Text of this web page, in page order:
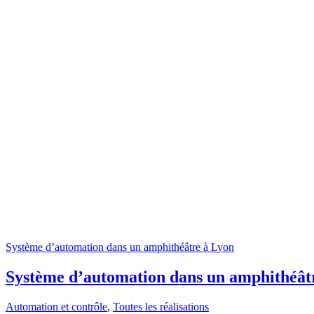
Système d’automation dans un amphithéâtre à Lyon
Système d’automation dans un
Automation et contrôle, Toutes les réalisations